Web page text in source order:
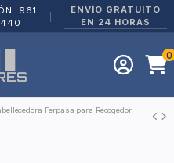
961
ENVÍO GRATUITO
EN 24 HORAS
0
Ferpasa para Recogedor